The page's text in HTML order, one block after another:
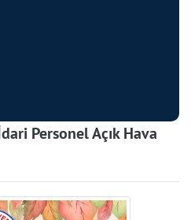
Personel Açık Hava